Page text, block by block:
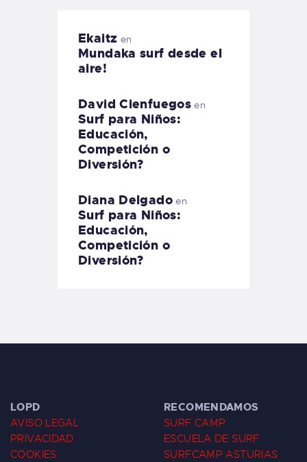
Ekaitz en
Mundaka surf desde el
aire!
David Cienfuegos en
Surf para Niños:
Educación,
Competición o
Diversión?
Diana Delgadoen
Surf para Niños:
Educación,
Competición o
Diversión?
LOPD
AVISO LEGAL
PRIVACIDAD
COOKIES
RECOMENDAMOS
SURF CAMP
ESCUELA DE SURF
SURFCAMP ASTURIAS